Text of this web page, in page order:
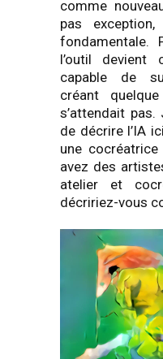
comme
pas
fondamentale.
l’outil devient
capable de
créant
s’attendait
de décrire l’IA
une
avez des
atelier et
décririez-vous